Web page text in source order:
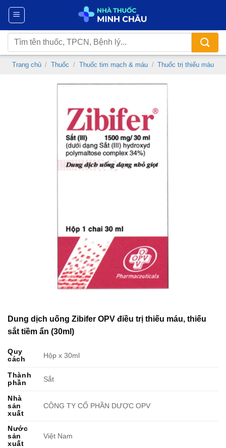
Chuyển
nội
dung
Tìm
kiếm:
Trang chủ / Thuốc / Thuốc tim mạch & máu / Thuốc trị thiếu máu
Dung dịch uống Zibifer OPV điều trị thiếu máu, thiếu
sắt tiềm ẩn (30ml)
Quy
cách
Hộp x 30ml
Thành
phần
Sắt
Nhà
sản
xuất
CÔNG TY CỔ PHẦN DƯỢC OPV
Nước
sản
xuất
Việt Nam